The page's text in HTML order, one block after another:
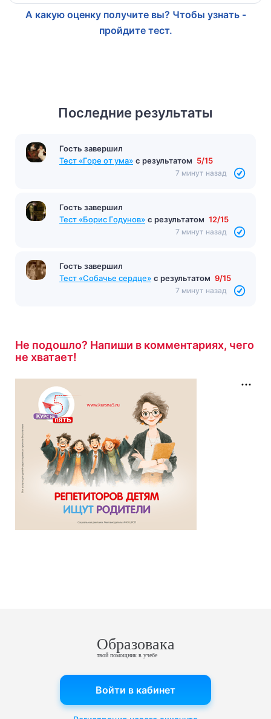
А какую оценку получите вы? Чтобы узнать -
пройдите тест.
Последние результаты
Гость завершил
Тест «Горе от ума» с результатом 5/15
7 минут назад
Гость завершил
Тест «Борис Годунов» с результатом 12/15
7 минут назад
Гость завершил
Тест «Собачье сердце» с результатом 9/15
7 минут назад
Не подошло? Напиши в комментариях, чего
не хватает!
Образовака
твой помощник в учебе
Войти в кабинет